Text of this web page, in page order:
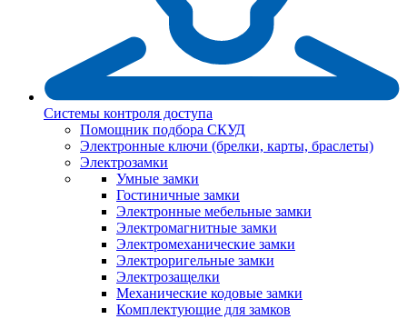
Системы контроля доступа
Помощник подбора СКУД
Электронные ключи (брелки, карты, браслеты)
Электрозамки
Умные замки
Гостиничные замки
Электронные мебельные замки
Электромагнитные замки
Электромеханические замки
Электроригельные замки
Электрозащелки
Механические кодовые замки
Комплектующие для замков